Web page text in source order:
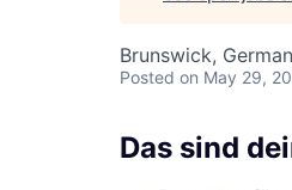
Brunswick,
Posted on May 29,
Das sind